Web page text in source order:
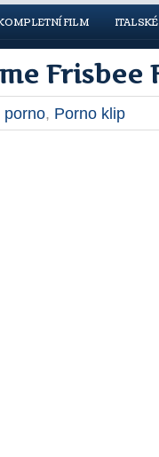
FILM
Frisbee
porno, Porno klip